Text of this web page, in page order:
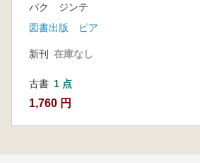
パク ジンテ
図書出版 ピア
新刊 在庫なし
古書 1 点
1,760 円